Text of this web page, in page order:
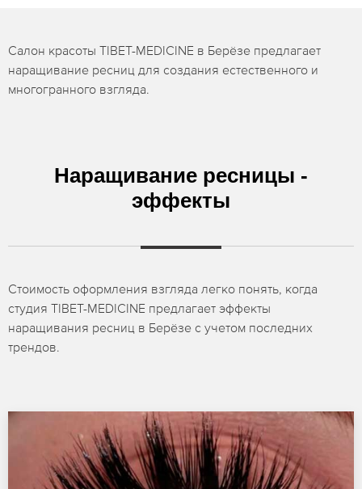
Салон красоты TIBET-MEDICINE в Берёзе предлагает
наращивание ресниц для создания естественного и
многогранного взгляда.
Наращивание ресницы -
эффекты
Стоимость оформления взгляда легко понять, когда
студия TIBET-MEDICINE предлагает эффекты
наращивания ресниц в Берёзе с учетом последних
трендов.